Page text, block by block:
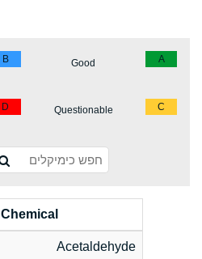
A
Good
B
C
Questionable
D
Chemical
Acetaldehyde